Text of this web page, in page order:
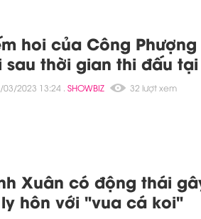
hoi của Công
sau thời gian thi đấu
03/2023 13:24 . SHOWBIZ 32 lượt xem
Xuân có động thái
hôn với "vua cá koi"